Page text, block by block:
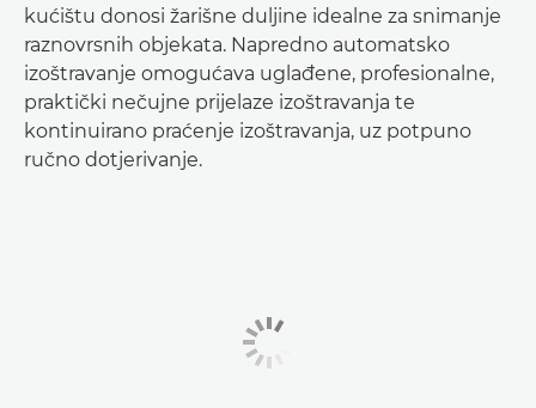
kućištu donosi žarišne duljine idealne za snimanje
raznovrsnih objekata. Napredno automatsko
izoštravanje omogućava uglađene, profesionalne,
praktički nečujne prijelaze izoštravanja te
kontinuirano praćenje izoštravanja, uz potpuno
ručno dotjerivanje.